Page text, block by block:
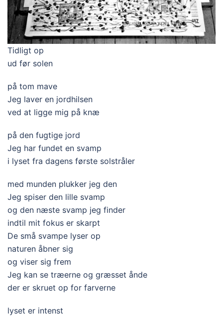
Tidligt op
ud før solen
på tom mave
Jeg laver en jordhilsen
ved at ligge mig på knæ
på den fugtige jord
Jeg har fundet en svamp
i lyset fra dagens første solstråler
med munden plukker jeg den
Jeg spiser den lille svamp
og den næste svamp jeg finder
indtil mit fokus er skarpt
De små svampe lyser op
naturen åbner sig
og viser sig frem
Jeg kan se træerne og græsset ånde
der er skruet op for farverne
lyset er intenst